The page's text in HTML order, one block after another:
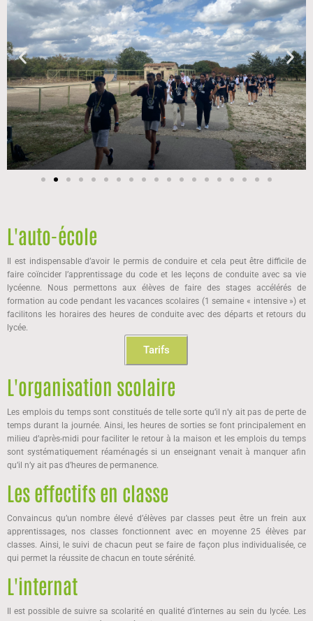
L'auto-école
Il est indispensable d’avoir le permis de conduire et cela peut être difficile de
faire coïncider l’apprentissage du code et les leçons de conduite avec sa vie
lycéenne. Nous permettons aux élèves de faire des stages accélérés de
formation au code pendant les vacances scolaires (1 semaine « intensive ») et
facilitons les horaires des heures de conduite avec des départs et retours du
lycée.
Tarifs
L'organisation scolaire
Les emplois du temps sont constitués de telle sorte qu’il n’y ait pas de perte de
temps durant la journée. Ainsi, les heures de sorties se font principalement en
milieu d’après-midi pour faciliter le retour à la maison et les emplois du temps
sont systématiquement réaménagés si un enseignant venait à manquer afin
qu’il n’y ait pas d’heures de permanence.
Les effectifs en classe
Convaincus qu’un nombre élevé d’élèves par classes peut être un frein aux
apprentissages, nos classes fonctionnent avec en moyenne 25 élèves par
classes. Ainsi, le suivi de chacun peut se faire de façon plus individualisée, ce
qui permet la réussite de chacun en toute sérénité.
L'internat
Il est possible de suivre sa scolarité en qualité d’internes au sein du lycée. Les